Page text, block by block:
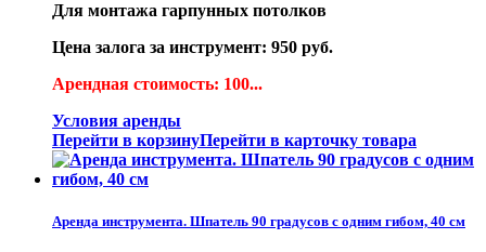
Для монтажа гарпунных потолков
Цена залога за инструмент: 950 руб.
Арендная стоимость: 100...
Условия аренды
Перейти в корзинуПерейти в карточку товара
Аренда инструмента. Шпатель 90 градусов с одним гибом, 40 см